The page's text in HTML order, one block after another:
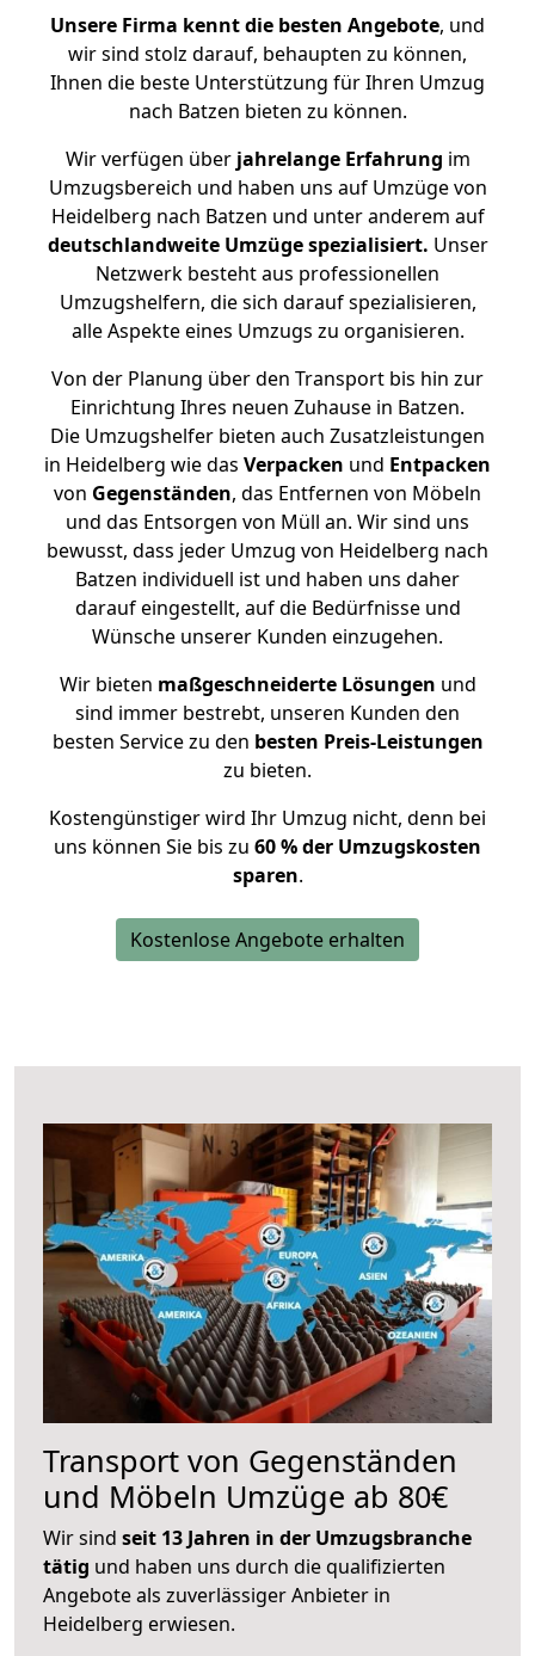
Unsere Firma kennt die besten Angebote, und
wir sind stolz darauf, behaupten zu können,
Ihnen die beste Unterstützung für Ihren Umzug
nach Batzen bieten zu können.
Wir verfügen überjahrelange Erfahrung im
Umzugsbereich und haben uns auf Umzüge von
Heidelberg nach Batzen und unter anderem auf
deutschlandweite Umzüge spezialisiert. Unser
Netzwerk besteht aus professionellen
Umzugshelfern, die sich darauf spezialisieren,
alle Aspekte eines Umzugs zu organisieren.
Von der Planung über den Transport bis hin zur
Einrichtung Ihres neuen Zuhause in Batzen.
Die Umzugshelfer bieten auch Zusatzleistungen
in Heidelberg wie das Verpacken und Entpacken
von Gegenständen, das Entfernen von Möbeln
und das Entsorgen von Müll an. Wir sind uns
bewusst, dass jeder Umzug von Heidelberg nach
Batzen individuell ist und haben uns daher
darauf eingestellt, auf die Bedürfnisse und
Wünsche unserer Kunden einzugehen.
Wir bieten maßgeschneiderte Lösungen und
sind immer bestrebt, unseren Kunden den
besten Service zu den besten Preis-Leistungen
zu bieten.
Kostengünstiger wird Ihr Umzug nicht, denn bei
uns können Sie bis zu 60 % der Umzugskosten
sparen.
Kostenlose Angebote erhalten
Transport von Gegenständen
und Möbeln Umzüge ab 80€
Wir sind seit 13 Jahren in der Umzugsbranche
tätig und haben uns durch die qualifizierten
Angebote als zuverlässiger Anbieter in
Heidelberg erwiesen.